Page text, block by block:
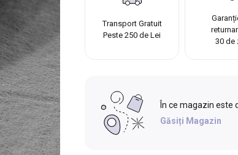
Transport Gratuit
Peste 250 de Lei
30 de
În ce magazin este
Găsiți Magazin